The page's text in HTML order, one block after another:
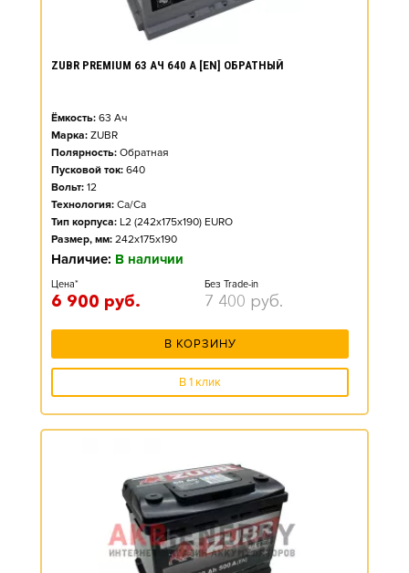
ZUBR PREMIUM 63 АЧ 640 А [EN] ОБРАТНЫЙ
Ёмкость: 63 Ач
Марка: ZUBR
Полярность: Обратная
Пусковой ток: 640
Вольт: 12
Технология: Ca/Ca
Тип корпуса: L2 (242x175x190) EURO
Размер, мм: 242x175x190
Наличие: В наличии
Цена*
6 900 руб.
Без Trade-in
7 400 руб.
В КОРЗИНУ
В 1 клик